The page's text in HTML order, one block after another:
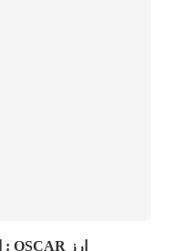
ارز OSCAR : اهداف و تحلیل قیمت آن